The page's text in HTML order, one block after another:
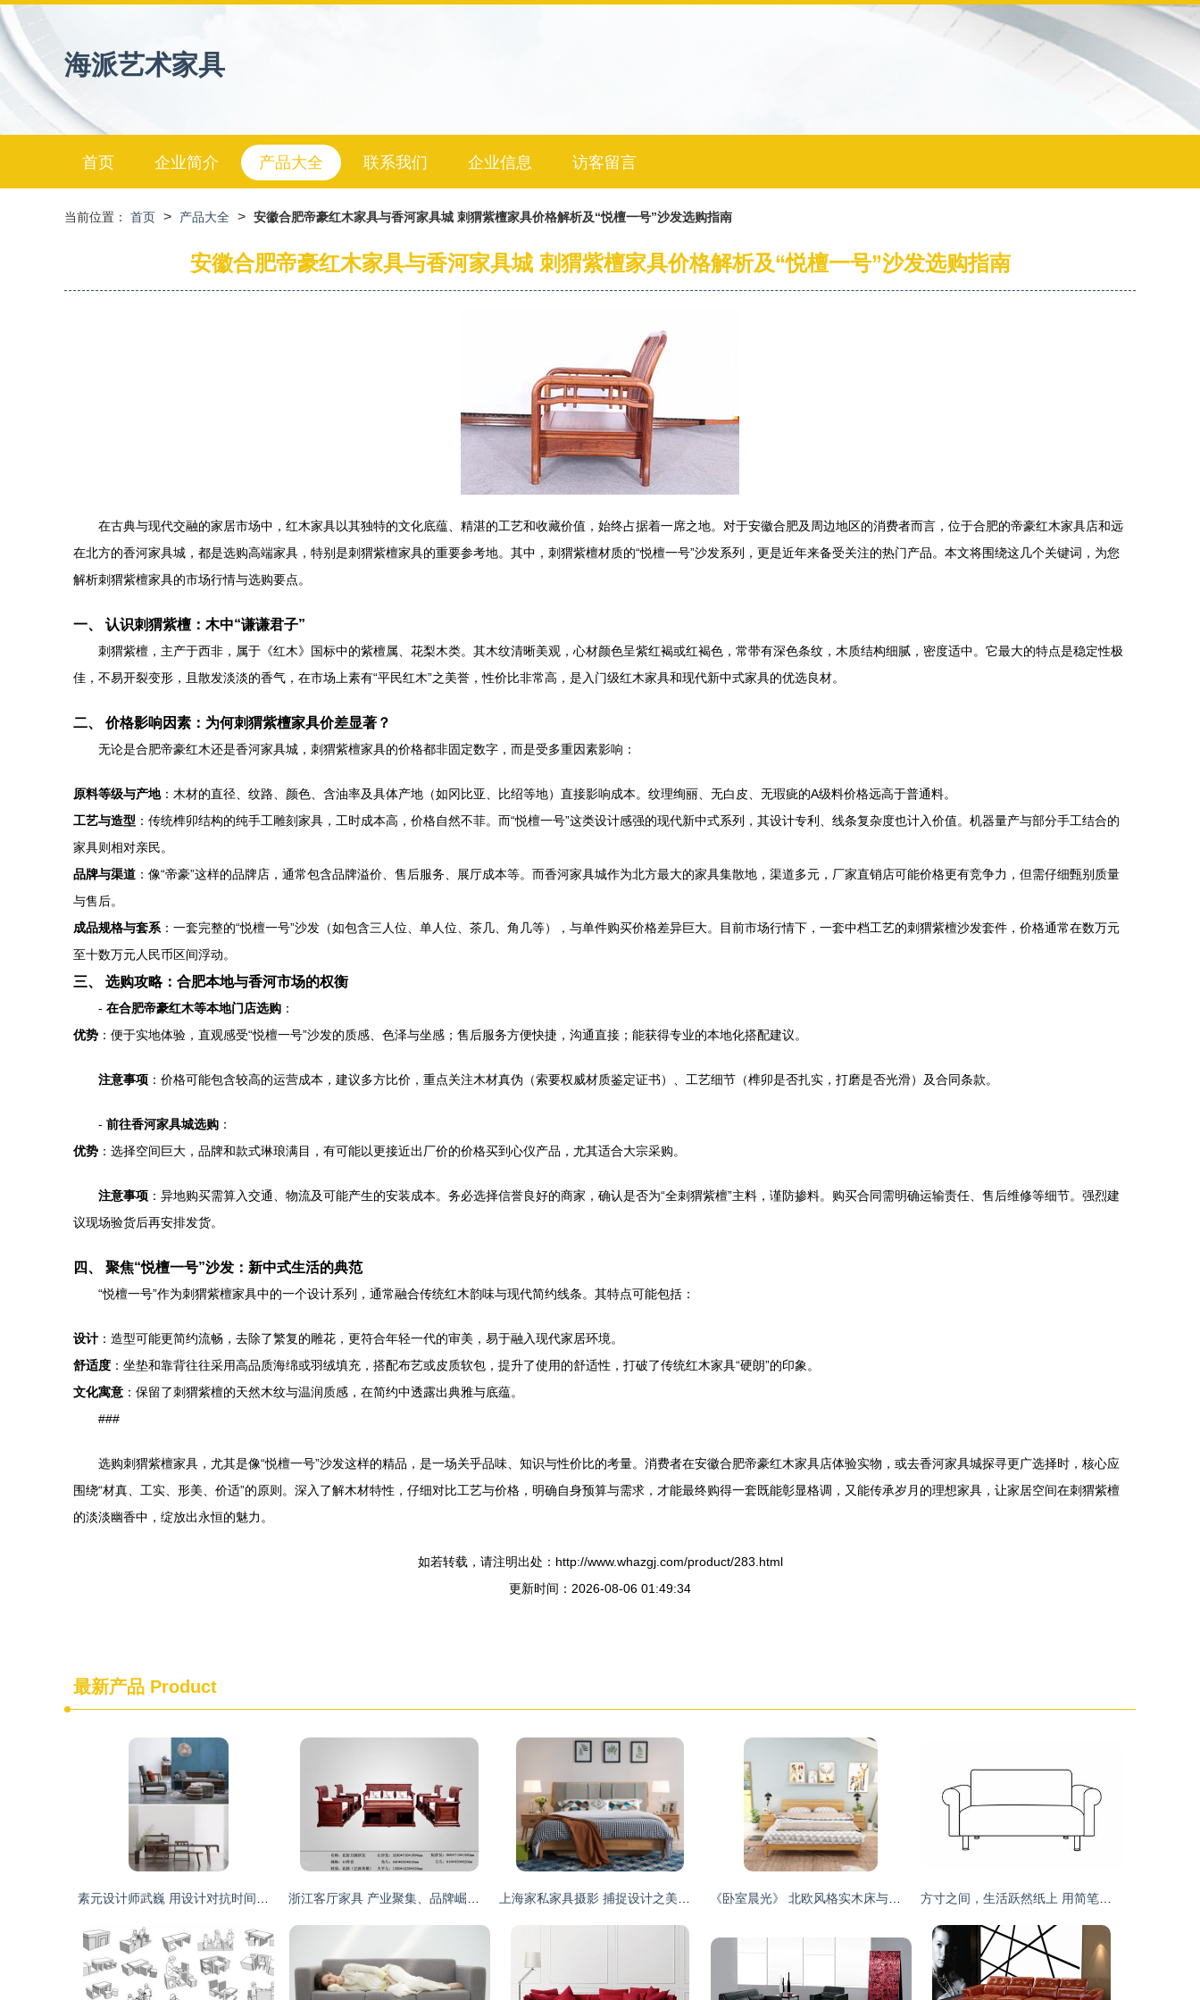
海派艺术家具
首页 企业简介 产品大全 联系我们 企业信息 访客留言
当前位置： 首页 > 产品大全 > 安徽合肥帝豪红木家具与香河家具城 刺猬紫檀家具价格解析及“悦檀一号”沙发选购指南
安徽合肥帝豪红木家具与香河家具城 刺猬紫檀家具价格解析及“悦檀一号”沙发选购指南
在古典与现代交融的家居市场中，红木家具以其独特的文化底蕴、精湛的工艺和收藏价值，始终占据着一席之地。对于安徽合肥及周边地区的消费者而言，位于合肥的帝豪红木家具店和远
在北方的香河家具城，都是选购高端家具，特别是刺猬紫檀家具的重要参考地。其中，刺猬紫檀材质的“悦檀一号”沙发系列，更是近年来备受关注的热门产品。本文将围绕这几个关键词，为您
解析刺猬紫檀家具的市场行情与选购要点。
一、 认识刺猬紫檀：木中“谦谦君子”
刺猬紫檀，主产于西非，属于《红木》国标中的紫檀属、花梨木类。其木纹清晰美观，心材颜色呈紫红褐或红褐色，常带有深色条纹，木质结构细腻，密度适中。它最大的特点是稳定性极
佳，不易开裂变形，且散发淡淡的香气，在市场上素有“平民红木”之美誉，性价比非常高，是入门级红木家具和现代新中式家具的优选良材。
二、 价格影响因素：为何刺猬紫檀家具价差显著？
无论是合肥帝豪红木还是香河家具城，刺猬紫檀家具的价格都非固定数字，而是受多重因素影响：
原料等级与产地：木材的直径、纹路、颜色、含油率及具体产地（如冈比亚、比绍等地）直接影响成本。纹理绚丽、无白皮、无瑕疵的A级料价格远高于普通料。
工艺与造型 ：传统榫卯结构的纯手工雕刻家具，工时成本高，价格自然不菲。而“悦檀一号”这类设计感强的现代新中式系列，其设计专利、线条复杂度也计入价值。机器量产与部分手工结合的
家具则相对亲民。
品牌与渠道 ：像“帝豪”这样的品牌店，通常包含品牌溢价、售后服务、展厅成本等。而香河家具城作为北方最大的家具集散地，渠道多元，厂家直销店可能价格更有竞争力，但需仔细甄别质量
与售后。
成品规格与套系 ：一套完整的“悦檀一号”沙发（如包含三人位、单人位、茶几、角几等），与单件购买价格差异巨大。目前市场行情下，一套中档工艺的刺猬紫檀沙发套件，价格通常在数万元
至十数万元人民币区间浮动。
三、 选购攻略：合肥本地与香河市场的权衡
- 在合肥帝豪红木等本地门店选购 ：
优势 ：便于实地体验，直观感受“悦檀一号”沙发的质感、色泽与坐感；售后服务方便快捷，沟通直接；能获得专业的本地化搭配建议。
注意事项 ：价格可能包含较高的运营成本，建议多方比价，重点关注木材真伪（索要权威材质鉴定证书）、工艺细节（榫卯是否扎实，打磨是否光滑）及合同条款。
- 前往香河家具城选购 ：
优势 ：选择空间巨大，品牌和款式琳琅满目，有可能以更接近出厂价的价格买到心仪产品，尤其适合大宗采购。
注意事项 ：异地购买需算入交通、物流及可能产生的安装成本。务必选择信誉良好的商家，确认是否为“全刺猬紫檀”主料，谨防掺料。购买合同需明确运输责任、售后维修等细节。强烈建
议现场验货后再安排发货。
四、 聚焦“悦檀一号”沙发：新中式生活的典范
“悦檀一号”作为刺猬紫檀家具中的一个设计系列，通常融合传统红木韵味与现代简约线条。其特点可能包括：
设计 ：造型可能更简约流畅，去除了繁复的雕花，更符合年轻一代的审美，易于融入现代家居环境。
舒适度 ：坐垫和靠背往往采用高品质海绵或羽绒填充，搭配布艺或皮质软包，提升了使用的舒适性，打破了传统红木家具“硬朗”的印象。
文化寓意 ：保留了刺猬紫檀的天然木纹与温润质感，在简约中透露出典雅与底蕴。
###
选购刺猬紫檀家具，尤其是像“悦檀一号”沙发这样的精品，是一场关乎品味、知识与性价比的考量。消费者在安徽合肥帝豪红木家具店体验实物，或去香河家具城探寻更广选择时，核心应
围绕“材真、工实、形美、价适”的原则。深入了解木材特性，仔细对比工艺与价格，明确自身预算与需求，才能最终购得一套既能彰显格调，又能传承岁月的理想家具，让家居空间在刺猬紫檀
的淡淡幽香中，绽放出永恒的魅力。
如若转载，请注明出处：http://www.whazgj.com/product/283.html
更新时间：2026-08-06 01:49:34
最新产品 Product